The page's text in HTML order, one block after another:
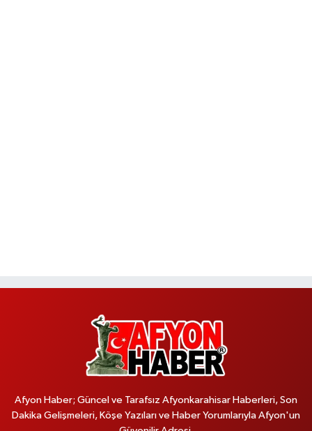
Afyon Haber; Güncel ve Tarafsız Afyonkarahisar Haberleri, Son
Dakika Gelişmeleri, Köşe Yazıları ve Haber Yorumlarıyla Afyon'un